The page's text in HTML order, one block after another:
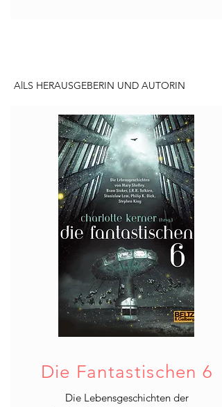
AlLS HERAUSGEBERIN UND AUTORIN
Die Fantastischen 6
Die Lebensgeschichten der